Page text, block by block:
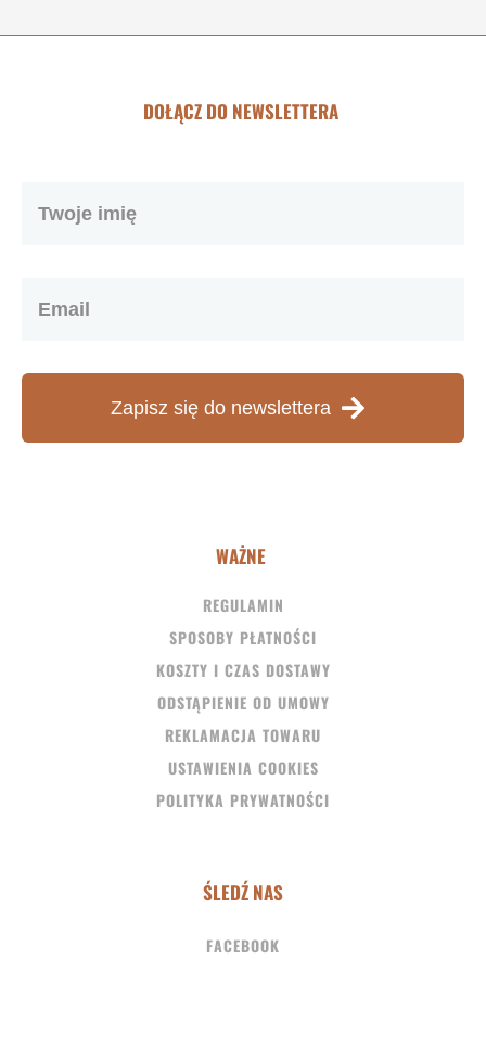
DOŁĄCZ DO NEWSLETTERA
Zapisz się do newslettera
WAŻNE
REGULAMIN
SPOSOBY PŁATNOŚCI
KOSZTY I CZAS DOSTAWY
ODSTĄPIENIE OD UMOWY
REKLAMACJA TOWARU
USTAWIENIA COOKIES
POLITYKA PRYWATNOŚCI
ŚLEDŹ NAS
FACEBOOK